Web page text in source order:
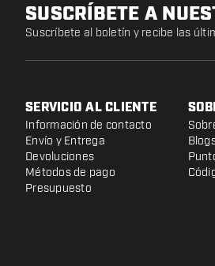
SUSCRÍBETE A
Suscríbete al boletín y recibe las
SERVICIO AL CLIENTE
Información de contacto
Envío y Entrega
Devoluciones
Métodos de pago
Presupuesto